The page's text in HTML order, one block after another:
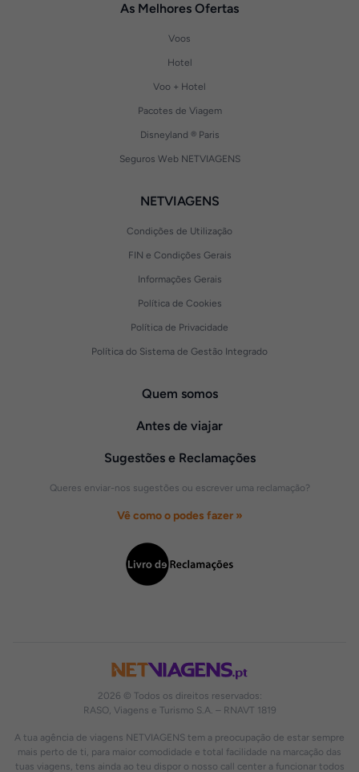
2026 © Todos os direitos reservados:
RASO, Viagens e Turismo S.A. – RNAVT 1819
A tua agência de viagens NETVIAGENS tem a preocupação de estar sempre
mais perto de ti, para maior comodidade e total facilidade na marcação das
tuas viagens, tens ainda ao teu dispor o nosso call center a funcionar todos
As Melhores Ofertas
Voos
Hotel
Voo + Hotel
Pacotes de Viagem
Disneyland ® Paris
Seguros Web NETVIAGENS
NETVIAGENS
Condições de Utilização
FIN e Condições Gerais
Informações Gerais
Política de Cookies
Política de Privacidade
Política do Sistema de Gestão Integrado
Quem somos
Antes de viajar
Sugestões e Reclamações
Queres enviar-nos sugestões ou escrever uma reclamação?
Vê como o podes fazer »